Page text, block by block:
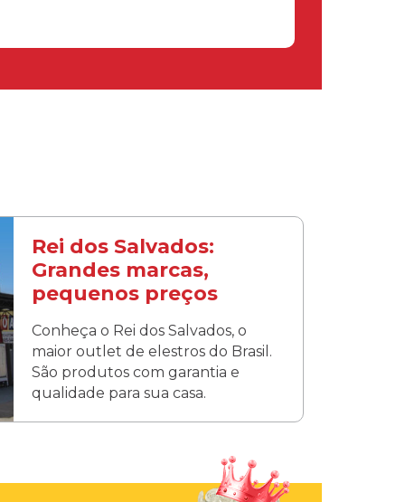
Rei dos Salvados:
Grandes marcas,
pequenos preços
Conheça o Rei dos Salvados, o
maior outlet de elestros do Brasil.
São produtos com garantia e
qualidade para sua casa.